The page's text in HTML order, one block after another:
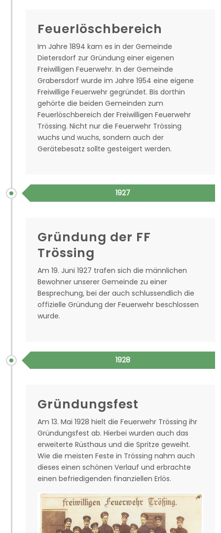
Feuerlöschbereich
Im Jahre 1894 kam es in der Gemeinde
Dietersdorf zur Gründung einer eigenen
Freiwilligen Feuerwehr. In der Gemeinde
Grabersdorf wurde im Jahre 1954 eine eigene
Freiwillige Feuerwehr gegründet. Bis dorthin
gehörte die beiden Gemeinden zum
Feuerlöschbereich der Freiwilligen Feuerwehr
Trössing. Nicht nur die Feuerwehr Trössing
wuchs und wuchs, sondern auch der
Gerätebesatz sollte gesteigert werden.
1927
Gründung der FF
Trössing
Am 19. Juni 1927 trafen sich die männlichen
Bewohner unserer Gemeinde zu einer
Besprechung, bei der auch schlussendlich die
offizielle Gründung der Feuerwehr beschlossen
wurde.
1928
Gründungsfest
Am 13. Mai 1928 hielt die Feuerwehr Trössing ihr
Gründungsfest ab. Hierbei wurden auch das
erweiterte Rüsthaus und die Spritze geweiht.
Wie die meisten Feste in Trössing nahm auch
dieses einen schönen Verlauf und erbrachte
einen befriedigenden finanziellen Erlös.